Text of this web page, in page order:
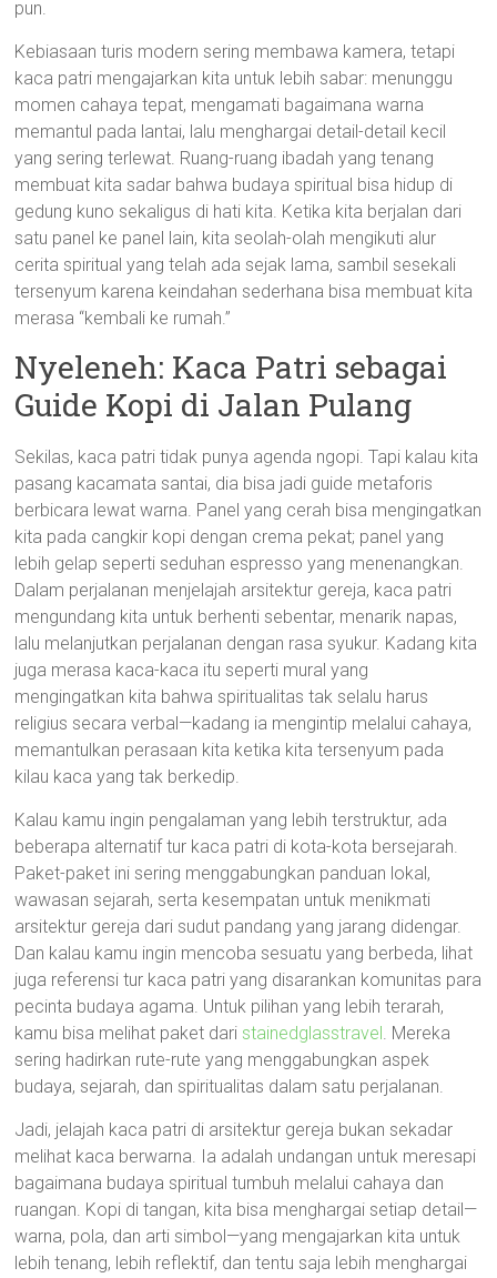
pun.
Kebiasaan turis modern sering membawa kamera, tetapi
kaca patri mengajarkan kita untuk lebih sabar: menunggu
momen cahaya tepat, mengamati bagaimana warna
memantul pada lantai, lalu menghargai detail-detail kecil
yang sering terlewat. Ruang-ruang ibadah yang tenang
membuat kita sadar bahwa budaya spiritual bisa hidup di
gedung kuno sekaligus di hati kita. Ketika kita berjalan dari
satu panel ke panel lain, kita seolah-olah mengikuti alur
cerita spiritual yang telah ada sejak lama, sambil sesekali
tersenyum karena keindahan sederhana bisa membuat kita
merasa “kembali ke rumah.”
Nyeleneh: Kaca Patri sebagai
Guide Kopi di Jalan Pulang
Sekilas, kaca patri tidak punya agenda ngopi. Tapi kalau kita
pasang kacamata santai, dia bisa jadi guide metaforis
berbicara lewat warna. Panel yang cerah bisa mengingatkan
kita pada cangkir kopi dengan crema pekat; panel yang
lebih gelap seperti seduhan espresso yang menenangkan.
Dalam perjalanan menjelajah arsitektur gereja, kaca patri
mengundang kita untuk berhenti sebentar, menarik napas,
lalu melanjutkan perjalanan dengan rasa syukur. Kadang kita
juga merasa kaca-kaca itu seperti mural yang
mengingatkan kita bahwa spiritualitas tak selalu harus
religius secara verbal—kadang ia mengintip melalui cahaya,
memantulkan perasaan kita ketika kita tersenyum pada
kilau kaca yang tak berkedip.
Kalau kamu ingin pengalaman yang lebih terstruktur, ada
beberapa alternatif tur kaca patri di kota-kota bersejarah.
Paket-paket ini sering menggabungkan panduan lokal,
wawasan sejarah, serta kesempatan untuk menikmati
arsitektur gereja dari sudut pandang yang jarang didengar.
Dan kalau kamu ingin mencoba sesuatu yang berbeda, lihat
juga referensi tur kaca patri yang disarankan komunitas para
pecinta budaya agama. Untuk pilihan yang lebih terarah,
kamu bisa melihat paket dari stainedglasstravel. Mereka
sering hadirkan rute-rute yang menggabungkan aspek
budaya, sejarah, dan spiritualitas dalam satu perjalanan.
Jadi, jelajah kaca patri di arsitektur gereja bukan sekadar
melihat kaca berwarna. Ia adalah undangan untuk meresapi
bagaimana budaya spiritual tumbuh melalui cahaya dan
ruangan. Kopi di tangan, kita bisa menghargai setiap detail—
warna, pola, dan arti simbol—yang mengajarkan kita untuk
lebih tenang, lebih reflektif, dan tentu saja lebih menghargai